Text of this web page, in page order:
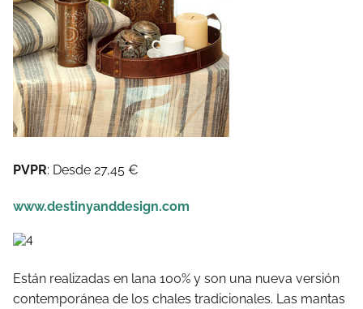
PVPR: Desde 27,45 €
www.destinyanddesign.com
Están realizadas en lana 100% y son una nueva versión
contemporánea de los chales tradicionales. Las mantas